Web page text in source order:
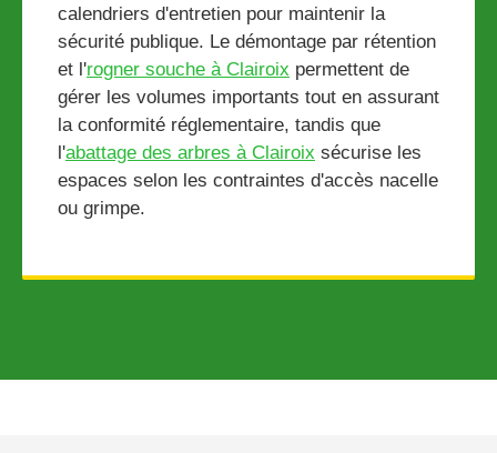
calendriers d'entretien pour maintenir la
sécurité publique. Le démontage par rétention
et l'rogner souche à Clairoix permettent de
gérer les volumes importants tout en assurant
la conformité réglementaire, tandis que
l'abattage des arbres à Clairoix sécurise les
espaces selon les contraintes d'accès nacelle
ou grimpe.